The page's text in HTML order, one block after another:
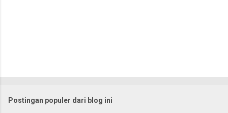
t
Postingan populer dari blog ini